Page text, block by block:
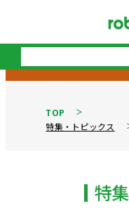
TOP
特集・トピックス
特